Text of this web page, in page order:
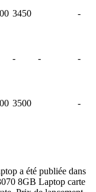
3450 -
- - -
3500 -
a été publiée dans
8GB Laptop carte